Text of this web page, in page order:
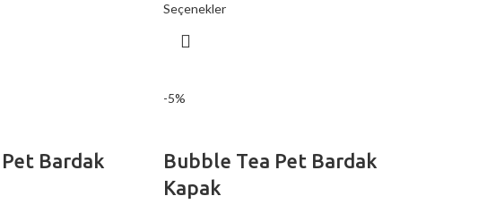
Seçenekler
Bardak
-5%
Bubble Tea Pet Bardak
Kapak